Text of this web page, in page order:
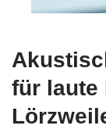
für laute